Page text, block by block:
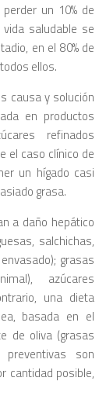
un 10% de
saludable se
en el 80% de
ellos.
causa y solución
en productos
refinados
el caso clínico de
un hígado casi
grasa.
a daño hepático
salchichas,
grasas
azúcares
una dieta
basada en el
de oliva (grasas
preventivas son
cantidad posible,